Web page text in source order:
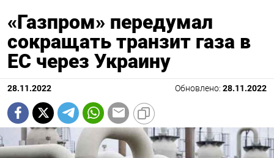
«Газпром» передумал
сокращать транзит газа в
ЕС через Украину
28.11.2022 Обновлено: 28.11.2022